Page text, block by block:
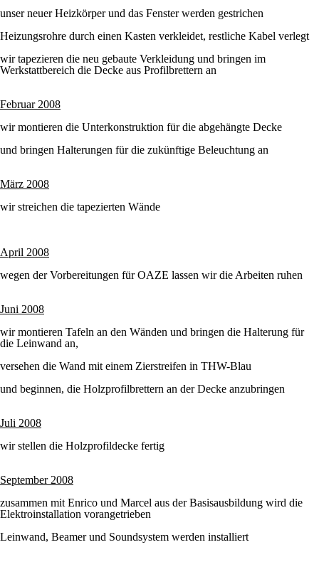
unser neuer Heizkörper und das Fenster werden gestrichen
Heizungsrohre durch einen Kasten verkleidet, restliche Kabel verlegt
wir tapezieren die neu gebaute Verkleidung und bringen im
Werkstattbereich die Decke aus Profilbrettern an
Februar 2008
wir montieren die Unterkonstruktion für die abgehängte Decke
und bringen Halterungen für die zukünftige Beleuchtung an
März 2008
wir streichen die tapezierten Wände
April 2008
wegen der Vorbereitungen für OAZE lassen wir die Arbeiten ruhen
Juni 2008
wir montieren Tafeln an den Wänden und bringen die Halterung für
die Leinwand an,
versehen die Wand mit einem Zierstreifen in THW-Blau
und beginnen, die Holzprofilbrettern an der Decke anzubringen
Juli 2008
wir stellen die Holzprofildecke fertig
September 2008
zusammen mit Enrico und Marcel aus der Basisausbildung wird die
Elektroinstallation vorangetrieben
Leinwand, Beamer und Soundsystem werden installiert